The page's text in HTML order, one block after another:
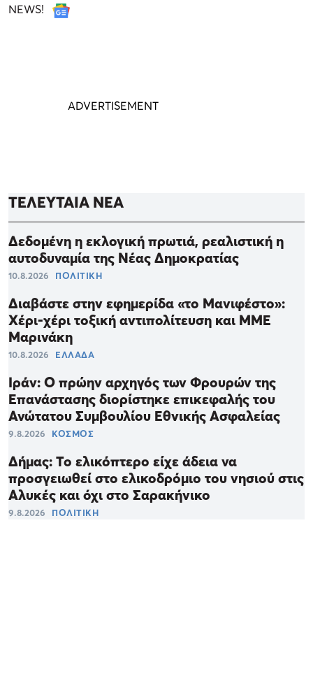
NEWS!
ΤΕΛΕΥΤΑΙΑ ΝΕΑ
Δεδομένη η εκλογική πρωτιά, ρεαλιστική η
αυτοδυναμία της Νέας Δημοκρατίας
10.8.2026 ΠΟΛΙΤΙΚΗ
Διαβάστε στην εφημερίδα «το Μανιφέστο»:
Χέρι-χέρι τοξική αντιπολίτευση και ΜΜΕ
Μαρινάκη
10.8.2026 ΕΛΛΑΔΑ
Ιράν: Ο πρώην αρχηγός των Φρουρών της
Επανάστασης διορίστηκε επικεφαλής του
Ανώτατου Συμβουλίου Εθνικής Ασφαλείας
9.8.2026 ΚΟΣΜΟΣ
Δήμας: Το ελικόπτερο είχε άδεια να
προσγειωθεί στο ελικοδρόμιο του νησιού στις
Αλυκές και όχι στο Σαρακήνικο
9.8.2026 ΠΟΛΙΤΙΚΗ